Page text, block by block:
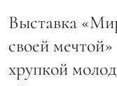
Выставка
своей
хрупкой